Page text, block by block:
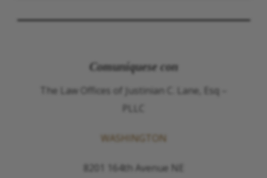
Comuníquese con
The Law Offices of Justinian C. Lane, Esq –
PLLC
WASHINGTON
8201 164th Avenue NE